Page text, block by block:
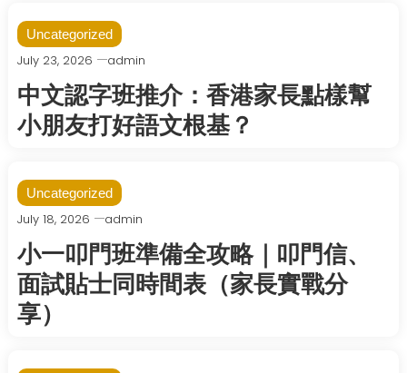
Uncategorized
July 23, 2026 admin
中文認字班推介：香港家長點樣幫
小朋友打好語文根基？
Uncategorized
July 18, 2026 admin
小一叩門班準備全攻略｜叩門信、
面試貼士同時間表（家長實戰分
享）